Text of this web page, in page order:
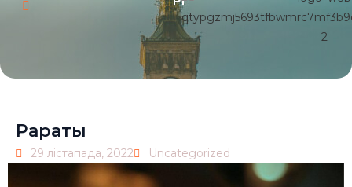
Рараты
29 лістапада, 2022 Uncategorized